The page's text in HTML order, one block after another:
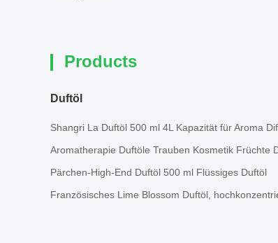
Products
Duftöl
Shangri La Duftöl 500 ml 4L Kapazität für Aroma
Aromatherapie Duftöle Trauben Kosmetik Früchte
Pärchen-High-End Duftöl 500 ml Flüssiges Duftöl
Französisches Lime Blossom Duftöl,